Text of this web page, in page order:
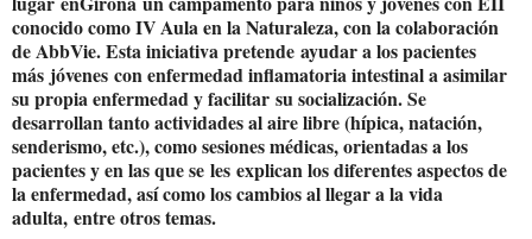
conocido como IV Aula en la Naturaleza, con la colaboración
de AbbVie. Esta iniciativa pretende ayudar a los pacientes
más jóvenes con enfermedad inflamatoria intestinal a asimilar
su propia enfermedad y facilitar su socialización. Se
desarrollan tanto actividades al aire libre (hípica, natación,
senderismo, etc.), como sesiones médicas, orientadas a los
pacientes y en las que se les explican los diferentes aspectos de
la enfermedad, así como los cambios al llegar a la vida
adulta, entre otros temas.